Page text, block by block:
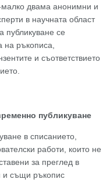
малко двама анонимни и
в научната област
публикуване се
на ръкописа,
и съответствието
публикуване
в списанието,
работи, които не
за преглед в
и същи ръкопис